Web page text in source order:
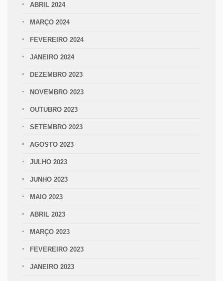
ABRIL 2024
MARÇO 2024
FEVEREIRO 2024
JANEIRO 2024
DEZEMBRO 2023
NOVEMBRO 2023
OUTUBRO 2023
SETEMBRO 2023
AGOSTO 2023
JULHO 2023
JUNHO 2023
MAIO 2023
ABRIL 2023
MARÇO 2023
FEVEREIRO 2023
JANEIRO 2023